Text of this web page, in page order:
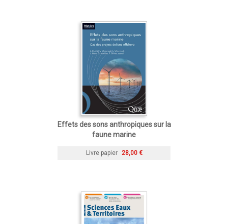
Effets des sons anthropiques sur la
faune marine
Livre papier 28,00 €